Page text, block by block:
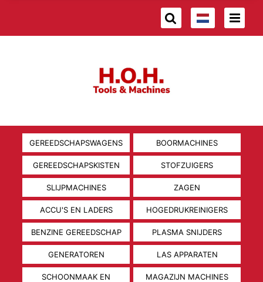
GEREEDSCHAPSWAGENS BOORMACHINES
GEREEDSCHAPSKISTEN STOFZUIGERS
SLIJPMACHINES ZAGEN
ACCU'S EN LADERS HOGEDRUKREINIGERS
BENZINE GEREEDSCHAP PLASMA SNIJDERS
GENERATOREN LAS APPARATEN
SCHOONMAAK EN
MAGAZIJN MACHINES